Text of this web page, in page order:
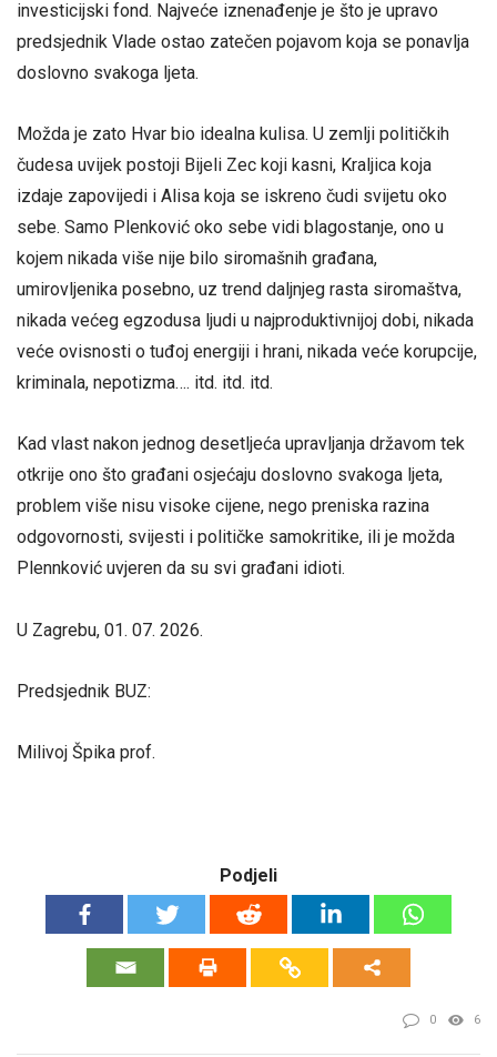
investicijski fond. Najveće iznenađenje je što je upravo
predsjednik Vlade ostao zatečen pojavom koja se ponavlja
doslovno svakoga ljeta.
Možda je zato Hvar bio idealna kulisa. U zemlji političkih
čudesa uvijek postoji Bijeli Zec koji kasni, Kraljica koja
izdaje zapovijedi i Alisa koja se iskreno čudi svijetu oko
sebe. Samo Plenković oko sebe vidi blagostanje, ono u
kojem nikada više nije bilo siromašnih građana,
umirovljenika posebno, uz trend daljnjeg rasta siromaštva,
nikada većeg egzodusa ljudi u najproduktivnijoj dobi, nikada
veće ovisnosti o tuđoj energiji i hrani, nikada veće korupcije,
kriminala, nepotizma…. itd. itd. itd.
Kad vlast nakon jednog desetljeća upravljanja državom tek
otkrije ono što građani osjećaju doslovno svakoga ljeta,
problem više nisu visoke cijene, nego preniska razina
odgovornosti, svijesti i političke samokritike, ili je možda
Plennković uvjeren da su svi građani idioti.
U Zagrebu, 01. 07. 2026.
Predsjednik BUZ:
Milivoj Špika prof.
Podjeli
0 6